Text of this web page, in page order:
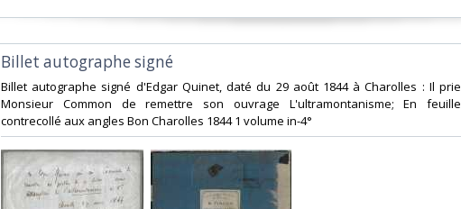
‎Billet autographe signé‎
‎Billet autographe signé d'Edgar Quinet, daté du 29 août 1844 à Charolles : Il prie
Monsieur Common de remettre son ouvrage L'ultramontanisme; En feuille
contrecollé aux angles Bon Charolles 1844 1 volume in-4°‎